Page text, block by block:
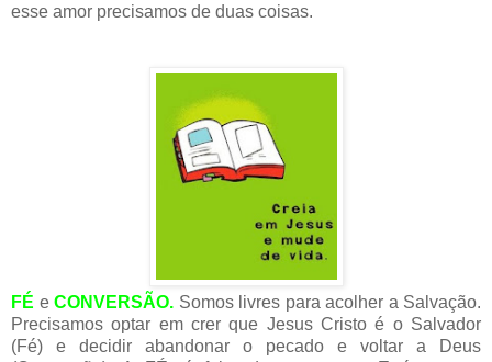
esse amor precisamos de duas coisas.
FÉ e CONVERSÃO. Somos livres para acolher a Salvação.
Precisamos optar em crer que Jesus Cristo é o Salvador
(Fé) e decidir abandonar o pecado e voltar a Deus